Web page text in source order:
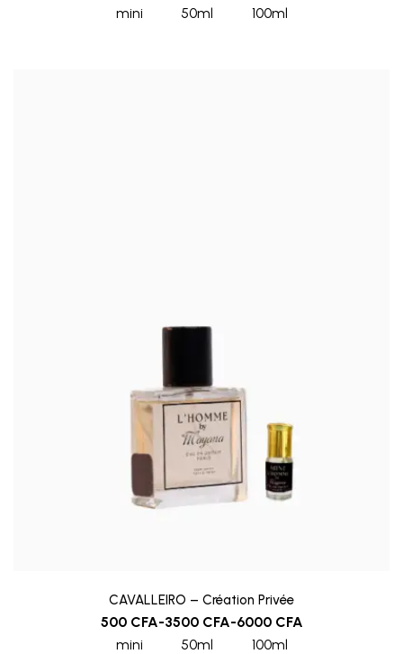
mini 50ml 100ml
500 CFA
mini
-3500 CFA
50ml
-6000 CFA
100ml
CAVALLEIRO – Création Privée